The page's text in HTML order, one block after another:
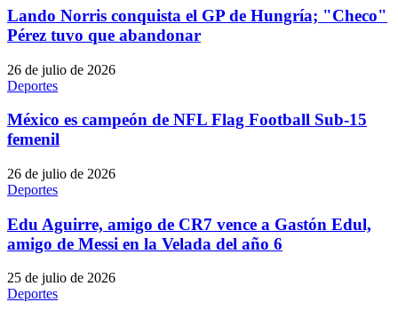
Lando Norris conquista el GP de Hungría; "Checo"
Pérez tuvo que abandonar
26 de julio de 2026
Deportes
México es campeón de NFL Flag Football Sub-15
femenil
26 de julio de 2026
Deportes
Edu Aguirre, amigo de CR7 vence a Gastón Edul,
amigo de Messi en la Velada del año 6
25 de julio de 2026
Deportes